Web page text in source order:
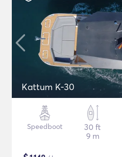
Kattum K-30
Speedboot
30 ft
9 m